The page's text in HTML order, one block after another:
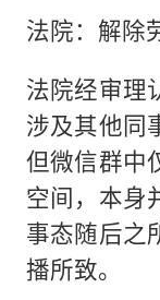
法院：解除
法院经审理
涉及其他同
但微信群中
空间，本身
事态随后之
播所致。